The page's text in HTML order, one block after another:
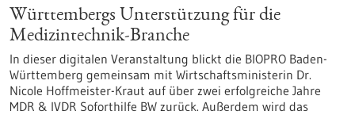
Württembergs Unterstützung für die
Medizintechnik-Branche
In dieser digitalen Veranstaltung blickt die BIOPRO Baden-
Württemberg gemeinsam mit Wirtschaftsministerin Dr.
Nicole Hoffmeister-Kraut auf über zwei erfolgreiche Jahre
MDR & IVDR Soforthilfe BW zurück. Außerdem wird das